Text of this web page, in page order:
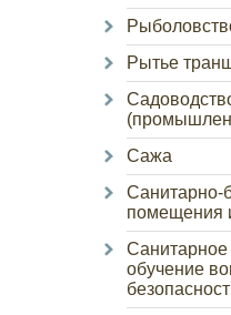
Рытье
Сажа
Санитарно-
помещения
обучение